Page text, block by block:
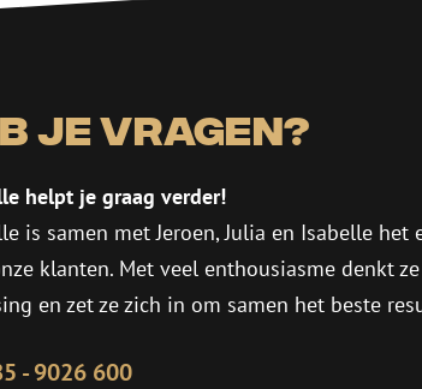
je vragen?
helpt je graag verder!
is samen met Jeroen, Julia en Isabelle het
klanten. Met veel enthousiasme denkt
en zet ze zich in om samen het beste
- 9026 600